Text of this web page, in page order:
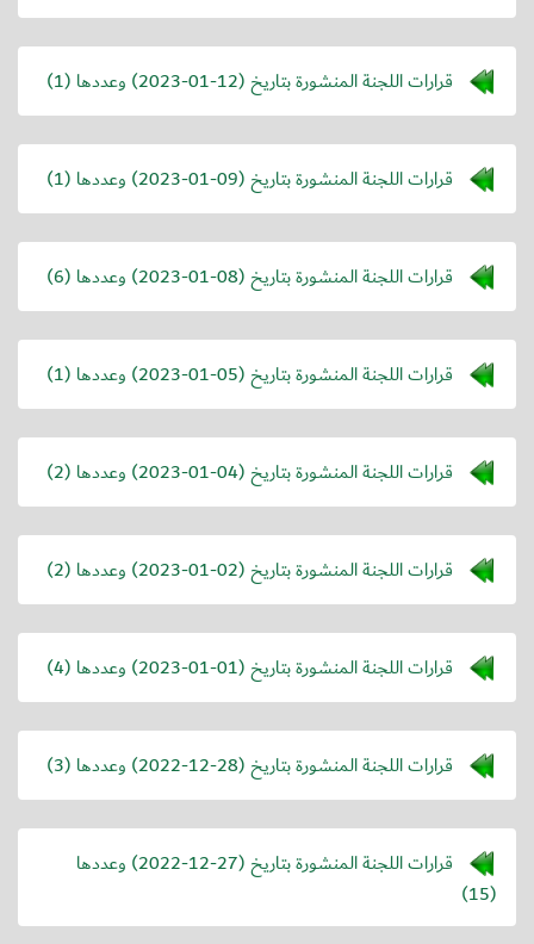
قرارات اللجنة المنشورة بتاريخ (2023-01-12) وعددها (1)
قرارات اللجنة المنشورة بتاريخ (2023-01-09) وعددها (1)
قرارات اللجنة المنشورة بتاريخ (2023-01-08) وعددها (6)
قرارات اللجنة المنشورة بتاريخ (2023-01-05) وعددها (1)
قرارات اللجنة المنشورة بتاريخ (2023-01-04) وعددها (2)
قرارات اللجنة المنشورة بتاريخ (2023-01-02) وعددها (2)
قرارات اللجنة المنشورة بتاريخ (2023-01-01) وعددها (4)
قرارات اللجنة المنشورة بتاريخ (2022-12-28) وعددها (3)
قرارات اللجنة المنشورة بتاريخ (2022-12-27) وعددها
(15)